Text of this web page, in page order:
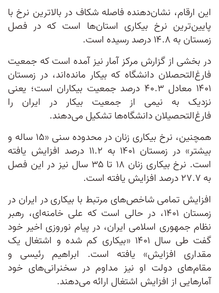
این ارقام، نشان‌دهنده فاصله شکاف در بالاترین نرخ با
پایین‌ترین نرخ بیکاری استان‌ها است که در فصل
زمستان به ۱۴.۸ درصد رسیده است.
در بخشی از گزارش مرکز آمار نیز آمده است که جمعیت
فارغ‌التحصلان دانشگاه که بیکار مانده‌اند، در زمستان
۱۴۰۱ معادل ۴۰.۳ درصد جمعیت بیکاران است؛ یعنی
نزدیک به نیمی از جمعیت بیکار در ایران را
فارغ‌التحصیلان دانشگاه‌ها تشکیل می‌دهند.
همچنین، نرخ بیکاری زنان در محدوده سنی «۱۵ ساله و
بیشتر» در زمستان ۱۴۰۱ به ۱۱.۲ درصد افزایش یافته
است. نرخ بیکاری زنان ۱۸ تا ۳۵ سال نیز در این فصل
به ۲۷.۷ درصد افزایش یافته است.
افزایش تمامی شاخص‌های مرتبط با بیکاری در ایران در
زمستان ۱۴۰۱، در حالی است که علی خامنه‌ای، رهبر
نظام جمهوری اسلامی ایران، در پیام نوروزی اخیر خود
گفت طی سال ۱۴۰۱ «بیکاری کم شده و اشتغال یک
مقداری افزایش» یافته است. ابراهیم رئیسی و
مقام‌های دولت او نیز مداوم در سخنرانی‌های خود
آمارهایی از افزایش اشتغال ارائه می‌دهند.